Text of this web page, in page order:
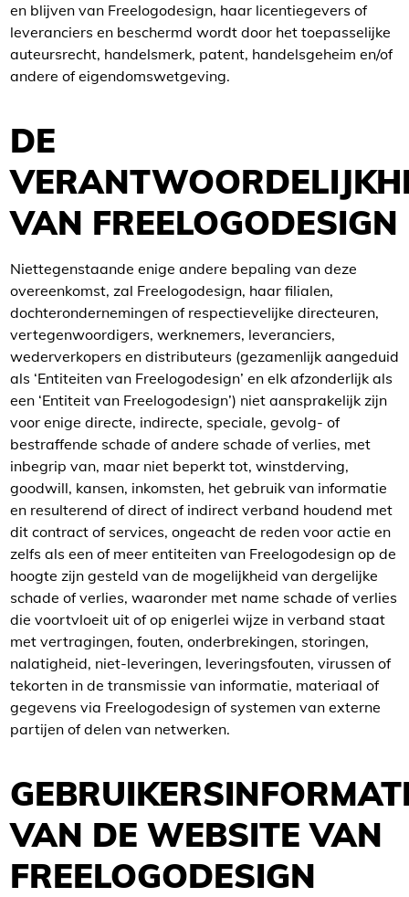
en blijven van Freelogodesign, haar licentiegevers of
leveranciers en beschermd wordt door het toepasselijke
auteursrecht, handelsmerk, patent, handelsgeheim en/of
andere of eigendomswetgeving.
DE
VAN FREELOGODESIGN
Niettegenstaande enige andere bepaling van deze
overeenkomst, zal Freelogodesign, haar filialen,
dochterondernemingen of respectievelijke directeuren,
vertegenwoordigers, werknemers, leveranciers,
wederverkopers en distributeurs (gezamenlijk aangeduid
als ‘Entiteiten van Freelogodesign’ en elk afzonderlijk als
een ‘Entiteit van Freelogodesign’) niet aansprakelijk zijn
voor enige directe, indirecte, speciale, gevolg- of
bestraffende schade of andere schade of verlies, met
inbegrip van, maar niet beperkt tot, winstderving,
goodwill, kansen, inkomsten, het gebruik van informatie
en resulterend of direct of indirect verband houdend met
dit contract of services, ongeacht de reden voor actie en
zelfs als een of meer entiteiten van Freelogodesign op de
hoogte zijn gesteld van de mogelijkheid van dergelijke
schade of verlies, waaronder met name schade of verlies
die voortvloeit uit of op enigerlei wijze in verband staat
met vertragingen, fouten, onderbrekingen, storingen,
nalatigheid, niet-leveringen, leveringsfouten, virussen of
tekorten in de transmissie van informatie, materiaal of
gegevens via Freelogodesign of systemen van externe
partijen of delen van netwerken.
VAN DE WEBSITE VAN
FREELOGODESIGN